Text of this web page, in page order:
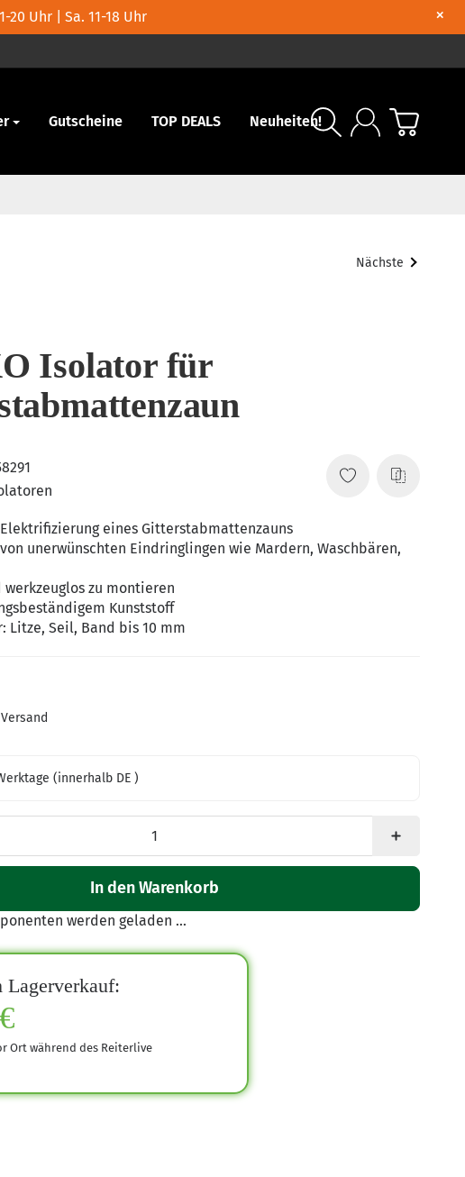
20 Uhr | Sa. 11-18 Uhr ×
Gutscheine TOP DEALS Neuheiten!
Nächste
Isolator für
eines Gitterstabmattenzauns
unerwünschten Eindringlingen wie Mardern, Waschbären,
werkzeuglos zu montieren
Kunststoff
Litze, Seil, Band bis 10 mm
Versand
(innerhalb DE )
In den Warenkorb
werden geladen ...
Lagerverkauf:
Ort während des Reiterlive